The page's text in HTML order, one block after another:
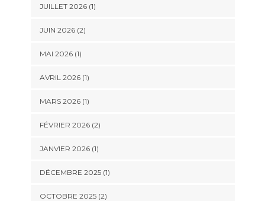
JUILLET 2026(1)
JUIN 2026(2)
MAI 2026(1)
AVRIL 2026(1)
MARS 2026(1)
FÉVRIER 2026(2)
JANVIER 2026(1)
DÉCEMBRE 2025(1)
OCTOBRE 2025(2)